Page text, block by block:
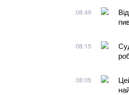
08:49
08:15
08:05